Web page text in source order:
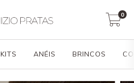
0
KITS ANÉIS BRINCOS